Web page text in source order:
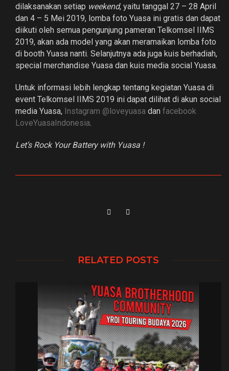
dilaksanakan setiap weekend, yaitu tanggal 27 – 28 April
dan 4 – 5 Mei 2019, lomba foto Yuasa ini gratis dan dapat
diikuti oleh semua pengunjung pameran Telkomsel IIMS
2019, akan ada model yang akan meramaikan lomba foto
di booth Yuasa nanti. Selanjutnya ada juga kuis berhadiah,
special merchandise Yuasa dan kuis media social Yuasa.
Untuk informasi lebih lengkap tentang kegiatan Yuasa di
event Telkomsel IIMS 2019 ini dapat dilihat di akun social
media Yuasa, Instagram @loveyuasa dan facebook
LoveYuasaIndonesia.
Let’s Rock Your Battery with Yuasa !
RELATED POSTS